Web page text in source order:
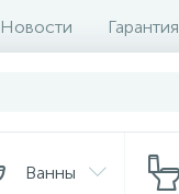
Новости Гарантия
Ванны